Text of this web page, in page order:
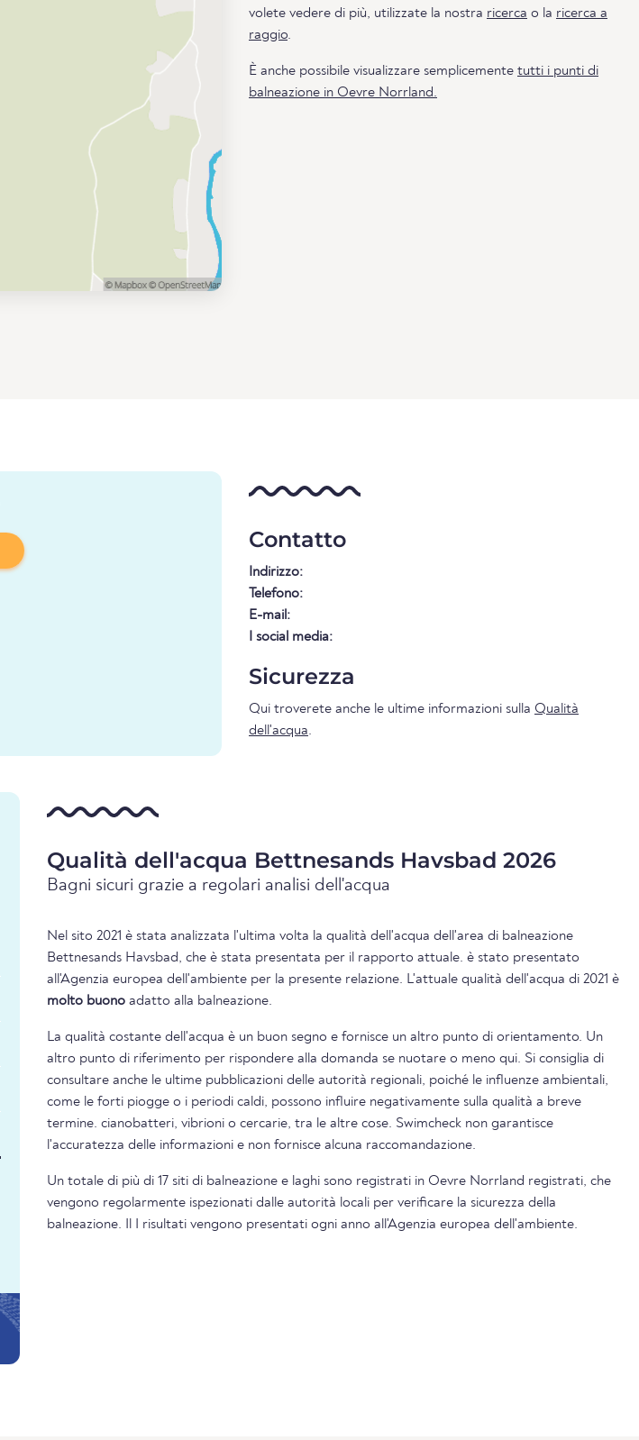
volete vedere di più, utilizzate la nostra ricerca o la ricerca a
raggio.
È anche possibile visualizzare semplicemente tutti i punti di
balneazione in Oevre Norrland.
Contatto
Indirizzo:
Telefono:
E-mail:
I social media:
Sicurezza
Qui troverete anche le ultime informazioni sulla Qualità
dell'acqua.
Qualità dell'acqua Bettnesands Havsbad 2026
Bagni sicuri grazie a regolari analisi dell'acqua
Nel sito 2021 è stata analizzata l'ultima volta la qualità dell'acqua dell'area di balneazione
Bettnesands Havsbad, che è stata presentata per il rapporto attuale. è stato presentato
all'Agenzia europea dell'ambiente per la presente relazione. L'attuale qualità dell'acqua di 2021 è
molto buono adatto alla balneazione.
La qualità costante dell'acqua è un buon segno e fornisce un altro punto di orientamento. Un
altro punto di riferimento per rispondere alla domanda se nuotare o meno qui. Si consiglia di
consultare anche le ultime pubblicazioni delle autorità regionali, poiché le influenze ambientali,
come le forti piogge o i periodi caldi, possono influire negativamente sulla qualità a breve
termine. cianobatteri, vibrioni o cercarie, tra le altre cose. Swimcheck non garantisce
l'accuratezza delle informazioni e non fornisce alcuna raccomandazione.
Un totale di più di 17 siti di balneazione e laghi sono registrati in Oevre Norrland registrati, che
vengono regolarmente ispezionati dalle autorità locali per verificare la sicurezza della
balneazione. Il I risultati vengono presentati ogni anno all'Agenzia europea dell'ambiente.